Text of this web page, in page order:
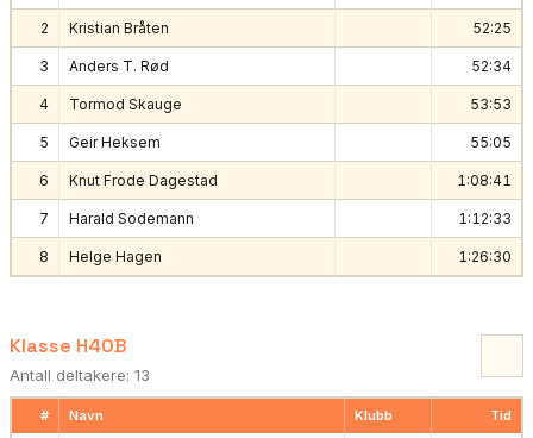
2 Kristian Bråten 52:25
3 Anders T. Rød 52:34
4 Tormod Skauge 53:53
5 Geir Heksem 55:05
6 Knut Frode Dagestad 1:08:41
7 Harald Sodemann 1:12:33
8 Helge Hagen 1:26:30
Klasse H40B
Antall deltakere: 13
# Navn Klubb Tid